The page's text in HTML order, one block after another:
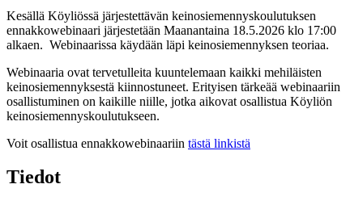
Kesällä Köyliössä järjestettävän keinosiemennyskoulutuksen
ennakkowebinaari järjestetään Maanantaina 18.5.2026 klo 17:00
alkaen. Webinaarissa käydään läpi keinosiemennyksen teoriaa.
Webinaaria ovat tervetulleita kuuntelemaan kaikki mehiläisten
keinosiemennyksestä kiinnostuneet. Erityisen tärkeää webinaariin
osallistuminen on kaikille niille, jotka aikovat osallistua Köyliön
keinosiemennyskoulutukseen.
Voit osallistua ennakkowebinaariin tästä linkistä
Tiedot